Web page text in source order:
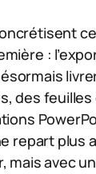
ce
:
des feuilles
repart plus
mais avec